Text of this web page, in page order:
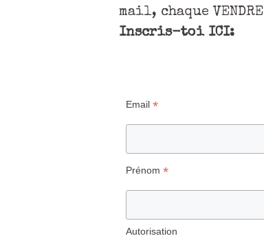
mail, chaque
Inscris-toi ICI:
Email*
Prénom*
Autorisation